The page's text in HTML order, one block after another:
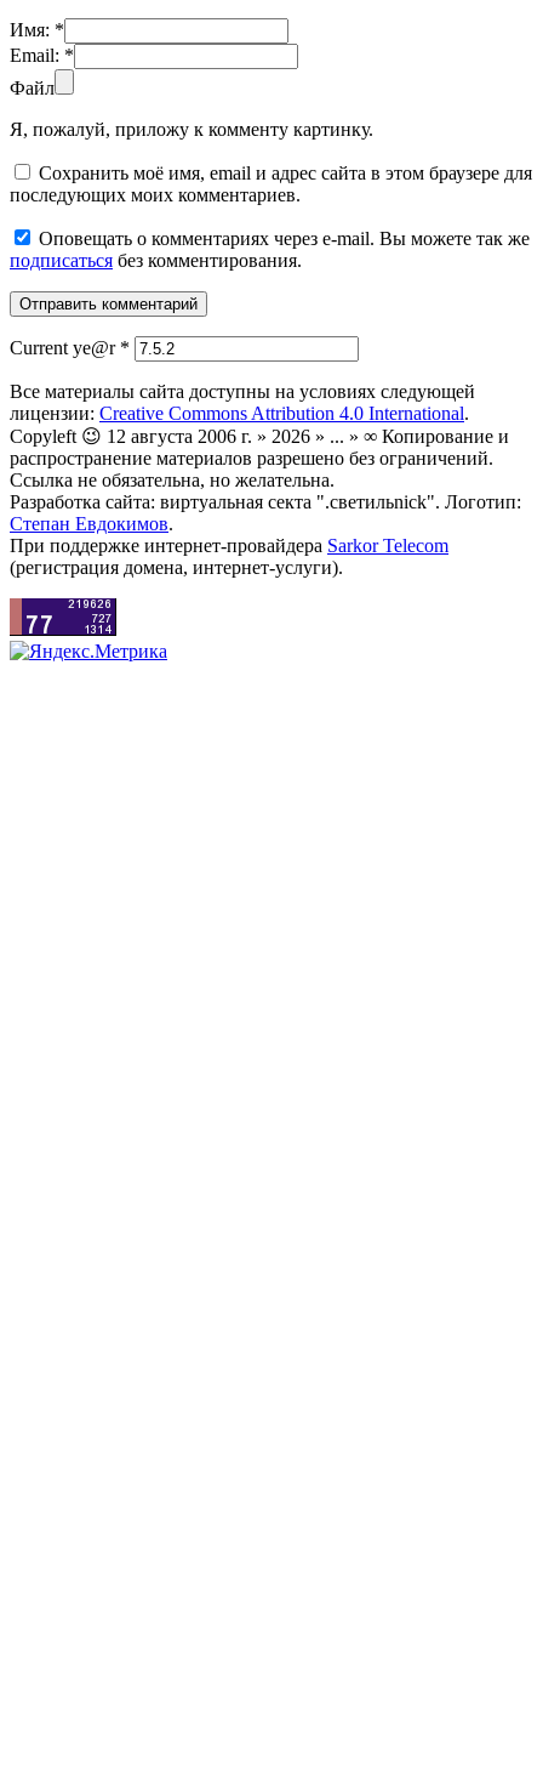
Имя: *
Email: *
Файл
Я, пожалуй, приложу к комменту картинку.
Сохранить моё имя, email и адрес сайта в этом браузере для
последующих моих комментариев.
Оповещать о комментариях через e-mail. Вы можете так же
подписаться без комментирования.
Current ye@r *
Все материалы сайта доступны на условиях следующей
лицензии: Creative Commons Attribution 4.0 International.
Copyleft 😉 12 августа 2006 г. » 2026 » ... » ∞ Копирование и
распространение материалов разрешено без ограничений.
Ссылка не обязательна, но желательна.
Разработка сайта: виртуальная секта ".светильnick". Логотип:
Степан Евдокимов.
При поддержке интернет-провайдера Sarkor Telecom
(регистрация домена, интернет-услуги).